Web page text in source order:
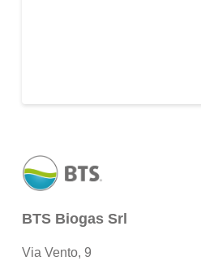
BTS Biogas Srl
Via Vento, 9